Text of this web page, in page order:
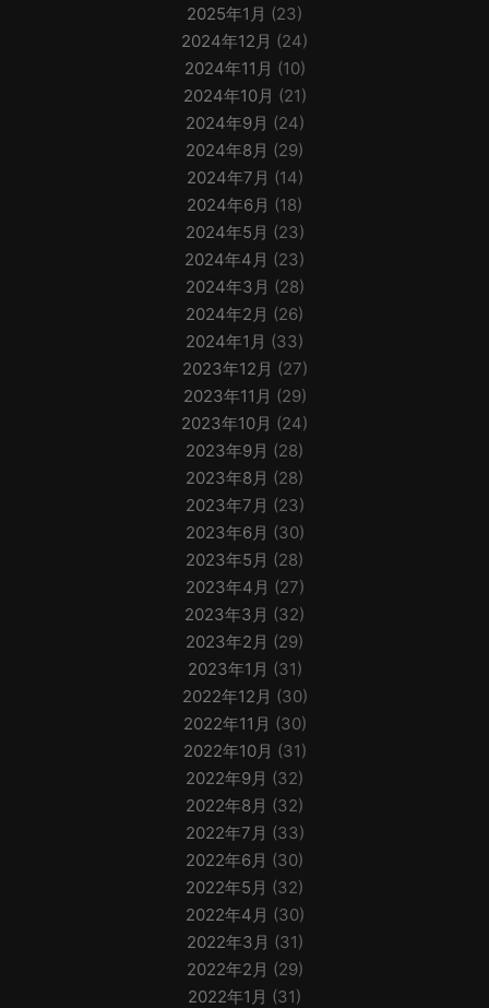
2025年1月 (23)
2024年12月 (24)
2024年11月 (10)
2024年10月 (21)
2024年9月 (24)
2024年8月 (29)
2024年7月 (14)
2024年6月 (18)
2024年5月 (23)
2024年4月 (23)
2024年3月 (28)
2024年2月 (26)
2024年1月 (33)
2023年12月 (27)
2023年11月 (29)
2023年10月 (24)
2023年9月 (28)
2023年8月 (28)
2023年7月 (23)
2023年6月 (30)
2023年5月 (28)
2023年4月 (27)
2023年3月 (32)
2023年2月 (29)
2023年1月 (31)
2022年12月 (30)
2022年11月 (30)
2022年10月 (31)
2022年9月 (32)
2022年8月 (32)
2022年7月 (33)
2022年6月 (30)
2022年5月 (32)
2022年4月 (30)
2022年3月 (31)
2022年2月 (29)
2022年1月 (31)